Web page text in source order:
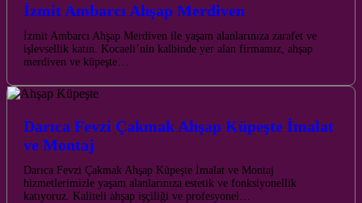
İzmit Ambarcı Ahşap Merdiven
İzmit Ambarcı Ahşap Merdiven ile yaşam alanlarınıza zarafet ve
işlevsellik katın. Kocaeli’nin kalbinde yer alan firmamız, ahşap
merdiven ve küpeşte…
Darıca Fevzi Çakmak Ahşap Küpeşte İmalat
ve Montaj
Darıca Fevzi Çakmak Ahşap Küpeşte İmalat ve Montaj
hizmetlerimizle yaşam alanlarınıza estetik ve fonksiyonellik
katıyoruz. Kaliteli ahşap işçiliği ve profesyonel…